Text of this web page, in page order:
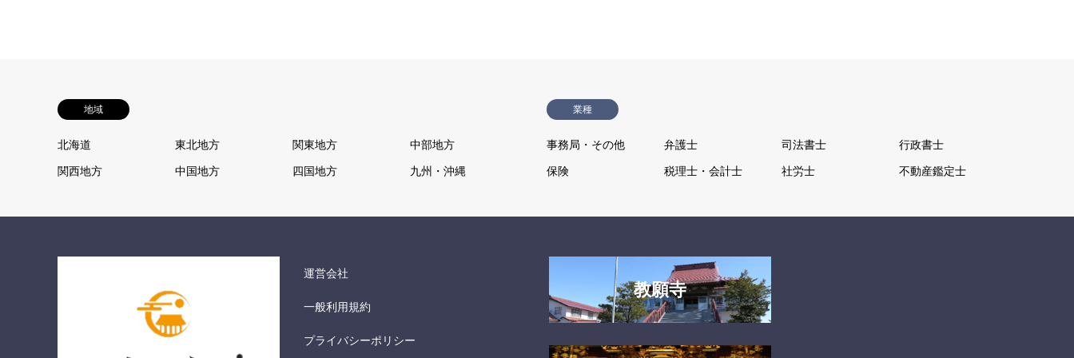
地域
北海道 東北地方 関東地方 中部地方
関西地方 中国地方 四国地方 九州・沖縄
業種
事務局・その他 弁護士 司法書士 行政書士
保険 税理士・会計士 社労士 不動産鑑定士
運営会社
一般利用規約
プライバシーポリシー
教願寺